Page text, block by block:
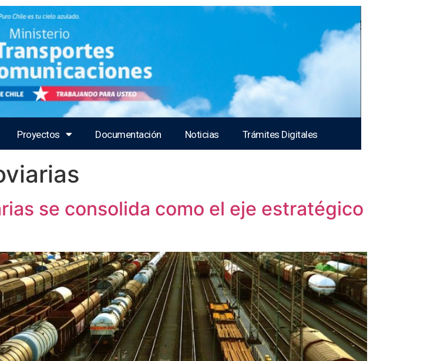
Proyectos Documentación Noticias Trámites Digitales
se consolida como el eje estratégico